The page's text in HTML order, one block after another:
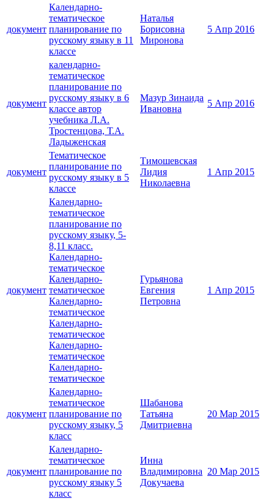
документ
Календарно-
тематическое
планирование по
русскому языку в 11
классе
Наталья
Борисовна
Миронова
5 Апр 2016
документ
календарно-
тематическое
планирование по
русскому языку в 6
классе автор
учебника Л.А.
Тростенцова, Т.А.
Ладыженская
Мазур Зинаида
Ивановна
5 Апр 2016
документ
Тематическое
планирование по
русскому языку в 5
классе
Тимошевская
Лидия
Николаевна
1 Апр 2015
документ
Календарно-
тематическое
планирование по
русскому языку, 5-
8,11 класс.
Календарно-
тематическое
Календарно-
тематическое
Календарно-
тематическое
Календарно-
тематическое
Календарно-
тематическое
Календарно-
тематическое
Гурьянова
Евгения
Петровна
1 Апр 2015
документ
Календарно-
тематическое
планирование по
русскому языку, 5
класс
Шабанова
Татьяна
Дмитриевна
20 Мар 2015
документ
Календарно-
тематическое
планирование по
русскому языку 5
класс
Инна
Владимировна
Докучаева
20 Мар 2015